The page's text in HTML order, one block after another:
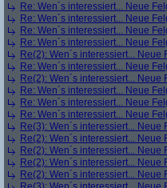
Re: Wen´s interessiert... Neue
Re: Wen´s interessiert... Neue
Re: Wen´s interessiert... Neue
Re: Wen´s interessiert... Neue
Re(2): Wen´s interessiert... Neue
Re: Wen´s interessiert... Neue
Re(2): Wen´s interessiert... Neue
Re: Wen´s interessiert... Neue
Re: Wen´s interessiert... Neue
Re: Wen´s interessiert... Neue
Re(3): Wen´s interessiert... Neue
Re(2): Wen´s interessiert... Neue
Re(2): Wen´s interessiert... Neue
Re(2): Wen´s interessiert... Neue
Re(2): Wen´s interessiert... Neue